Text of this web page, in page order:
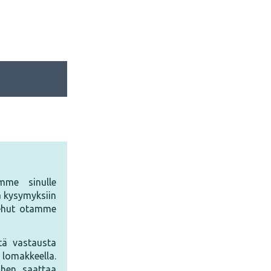
sinulle
otamme
vastausta